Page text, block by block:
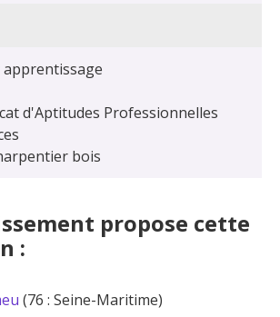
d'Aptitudes Professionnelles
bois
propose cette
:
(76 : Seine-Maritime)